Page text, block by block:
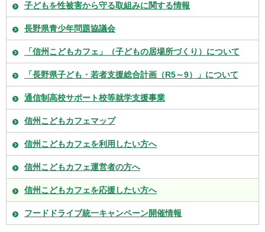
子どもを性被害から守る取組みに関する情報
長野県青少年問題協議会
「信州こどもカフェ」（子どもの居場所づくり）について
「長野県子ども・若者支援総合計画（R5～9）」について
通信制高校サポート校等就学支援事業
信州こどもカフェマップ
信州こどもカフェを利用したい方へ
信州こどもカフェ運営者の方へ
信州こどもカフェを応援したい方へ
フードドライブ統一キャンペーン開催情報